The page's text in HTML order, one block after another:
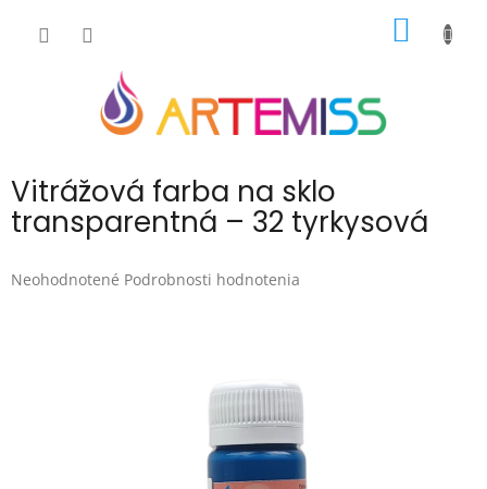
Vitrážová farba na sklo
transparentná – 32 tyrkysová
Priemerné
Neohodnotené Podrobnosti hodnotenia